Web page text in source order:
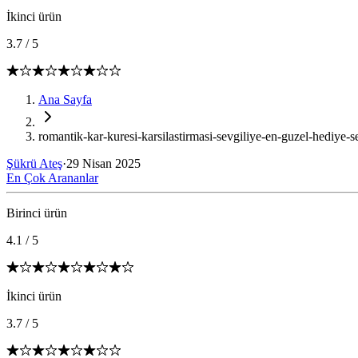
İkinci ürün
3.7 / 5
Ana Sayfa
romantik-kar-kuresi-karsilastirmasi-sevgiliye-en-guzel-hediye-
Şükrü Ateş·29 Nisan 2025
En Çok Arananlar
Birinci ürün
4.1 / 5
İkinci ürün
3.7 / 5